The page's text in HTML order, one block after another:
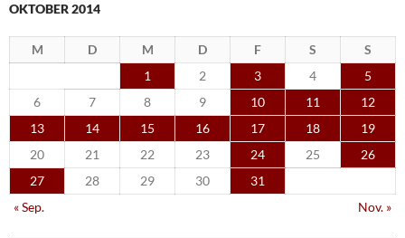
OKTOBER 2014
M D M D F S
S
1
2 3 4
5
6
7 8 9 10 11
12
13
14 15 16 17 18
19
20
21 22 23 24 25
26
27
28 29 30
31
« Sep.
Nov. »